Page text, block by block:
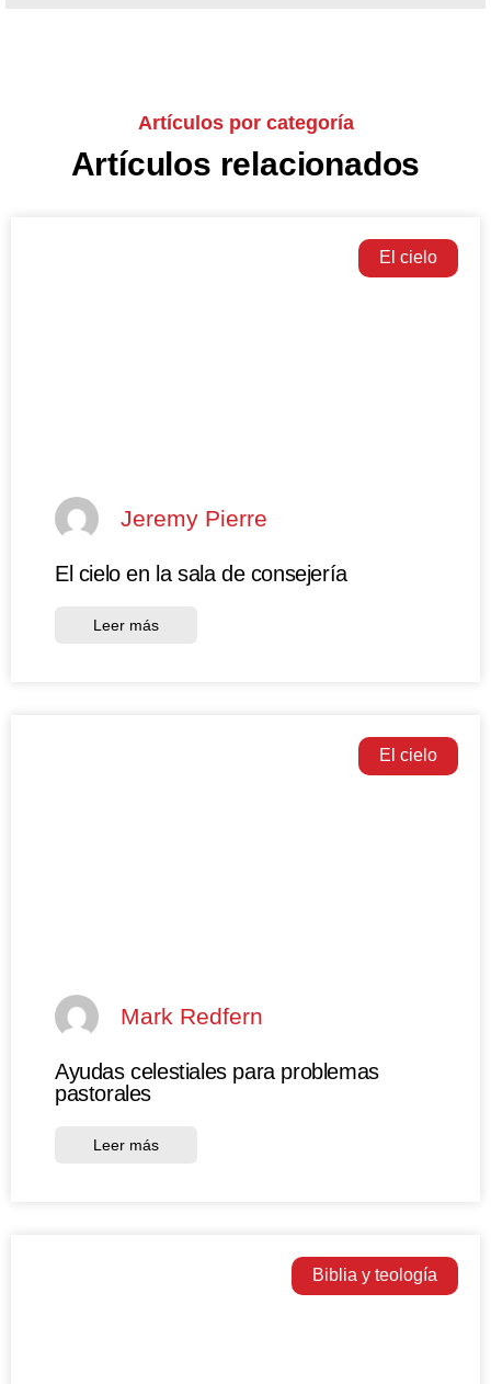
Artículos por categoría
Artículos relacionados
El cielo
Jeremy Pierre
El cielo en la sala de consejería
Leer más
El cielo
Mark Redfern
Ayudas celestiales para problemas
pastorales
Leer más
Biblia y teología